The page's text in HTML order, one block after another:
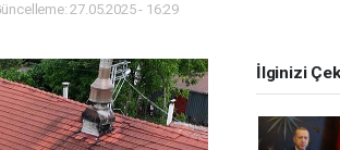
27.05.2025 - 16:29
İlginizi